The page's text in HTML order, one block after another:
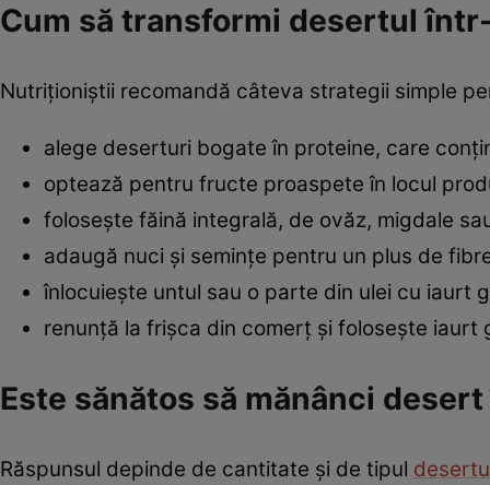
Cum să transformi desertul
Nutriționiștii recomandă câteva strategii simple
alege deserturi bogate în proteine, care
optează pentru fructe proaspete în locul
folosește făină integrală, de ovăz, migdale
adaugă nuci și semințe pentru un plus de
înlocuiește untul sau o parte din ulei cu iaurt
renunță la frișca din comerț și folosește iaurt
Este sănătos să mănânci
Răspunsul depinde de cantitate și de tipul